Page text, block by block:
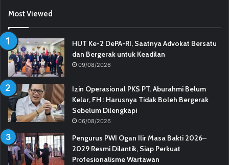
Most Viewed
HUT Ke-2 DePA-RI, Saatnya Advokat Bersatu
dan Bergerak untuk Keadilan
09/08/2026
Izin Operasional PKS PT. Aburahmi Belum
Kelar, FH : Harusnya Tidak Boleh Bergerak
Sebelum Dilengkapi
06/08/2026
Pengurus PWI Ogan Ilir Masa Bakti 2026–
2029 Resmi Dilantik, Siap Perkuat
Profesionalisme Wartawan